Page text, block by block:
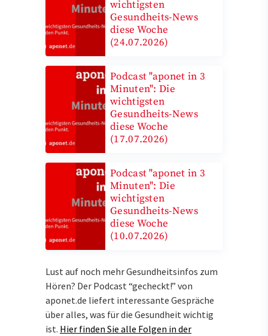
wichtigsten
Gesundheits-News
diese Woche
(24.07.2026)
Podcast "aponet in 3
Minuten": Die
wichtigsten
Gesundheits-News
diese Woche
(17.07.2026)
Podcast "aponet in 3
Minuten": Die
wichtigsten
Gesundheits-News
diese Woche
(10.07.2026)
Lust auf noch mehr Gesundheitsinfos zum
Hören? Der Podcast “gecheckt!” von
aponet.de liefert interessante Gespräche
über alles, was für die Gesundheit wichtig
ist. Hier finden Sie alle Folgen in der